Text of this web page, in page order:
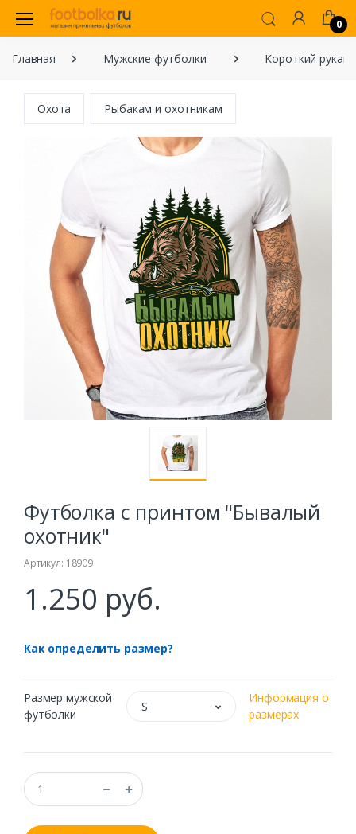
0
Главная Мужские футболки Короткий рукав
Охота Рыбакам и охотникам
Футболка с принтом "Бывалый
охотник"
Артикул: 18909
1.250 руб.
Как определить размер?
Размер мужской
футболки
S
Информация о
размерах